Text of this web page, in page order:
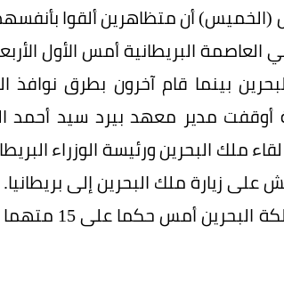
أن متظاهرين ألقوا
البريطانية أمس الأول
بينما قام آخرون بطرق نوافذ
أوقفت مدير معهد بيرد سيد أحمد
ملك البحرين ورئيسة الوزراء
على زيارة ملك البحرين إلى
المحكمة الكبرى